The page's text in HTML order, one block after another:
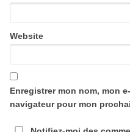
Website
Enregistrer mon nom, mon
navigateur pour mon